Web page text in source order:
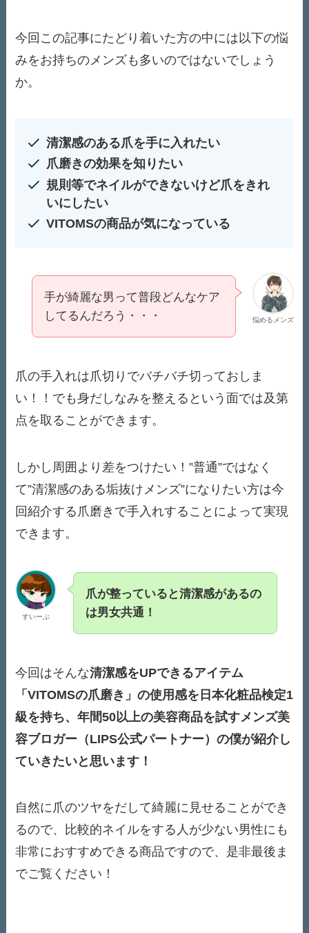
今回この記事にたどり着いた方の中には以下の悩
みをお持ちのメンズも多いのではないでしょう
か。
清潔感のある爪を手に入れたい
爪磨きの効果を知りたい
規則等でネイルができないけど爪をきれ
いにしたい
VITOMSの商品が気になっている
悩めるメンズ
手が綺麗な男って普段どんなケア
してるんだろう・・・
爪の手入れは爪切りでバチバチ切っておしま
い！！でも身だしなみを整えるという面では及第
点を取ることができます。
しかし周囲より差をつけたい！”普通”ではなく
て”清潔感のある垢抜けメンズ”になりたい方は今
回紹介する爪磨きで手入れすることによって実現
できます。
すいーぶ
爪が整っていると清潔感があるの
は男女共通！
今回はそんな清潔感をUPできるアイテム
「VITOMSの爪磨き」の使用感を日本化粧品検定1
級を持ち、年間50以上の美容商品を試すメンズ美
容ブロガー（LIPS公式パートナー）の僕が紹介し
ていきたいと思います！
自然に爪のツヤをだして綺麗に見せることができ
るので、比較的ネイルをする人が少ない男性にも
非常におすすめできる商品ですので、是非最後ま
でご覧ください！